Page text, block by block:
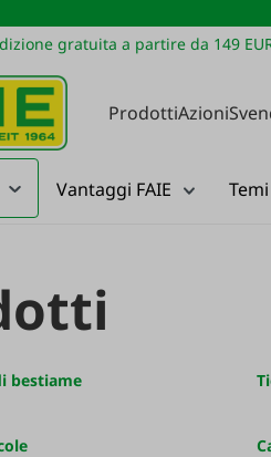
principaleprincipale
gratuita a partire da 149
ProdottiAzioni
Vantaggi FAIE Temi
bestiame